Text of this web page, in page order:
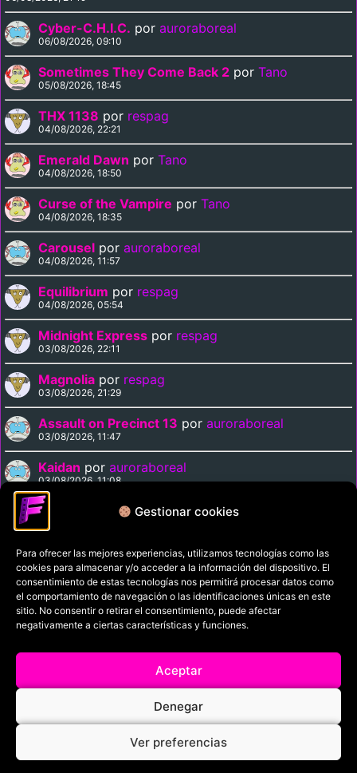
Gestionar cookies
Para ofrecer las mejores experiencias, utilizamos tecnologías como las
cookies para almacenar y/o acceder a la información del dispositivo. El
consentimiento de estas tecnologías nos permitirá procesar datos como
el comportamiento de navegación o las identificaciones únicas en este
sitio. No consentir o retirar el consentimiento, puede afectar
negativamente a ciertas características y funciones.
Aceptar
Denegar
Ver preferencias
Cyber-C.H.I.C. por auroraboreal
06/08/2026, 09:10
Sometimes They Come Back 2 por Tano
05/08/2026, 18:45
THX 1138 por respag
04/08/2026, 22:21
Emerald Dawn por Tano
04/08/2026, 18:50
Curse of the Vampire por Tano
04/08/2026, 18:35
Carousel por auroraboreal
04/08/2026, 11:57
Equilibrium por respag
04/08/2026, 05:54
Midnight Express por respag
03/08/2026, 22:11
Magnolia por respag
03/08/2026, 21:29
Assault on Precinct 13 por auroraboreal
03/08/2026, 11:47
Kaidan por auroraboreal
03/08/2026, 11:08
Labyrinth porMadmartigan
Política de privacidad
Términos y condiciones
Política de cookies
Aviso Legal
Filmaniak (2026)
© All rights reserved
RRSS